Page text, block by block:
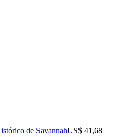
de SavannahUS$ 41,68